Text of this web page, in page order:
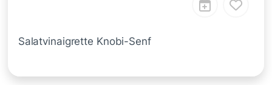
Salatvinaigrette Knobi-Senf